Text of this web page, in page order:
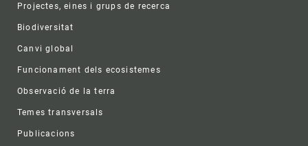
Projectes, eines i grups de recerca
Biodiversitat
Canvi global
Funcionament dels ecosistemes
Observació de la terra
Temes transversals
Publicacions